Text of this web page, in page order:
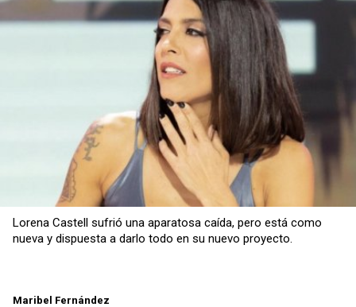
Lorena Castell sufrió una aparatosa caída, pero está como
nueva y dispuesta a darlo todo en su nuevo proyecto.
Maribel Fernández